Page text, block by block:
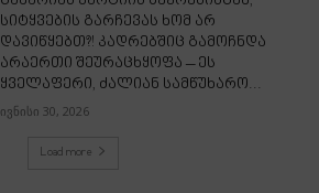
სიტყვების გარჩევას ხომ არ
დავიწყებთ?! კადრებშიც გამოჩნდა
არაერთი შეურაცხყოფა – ეს
ყველაფერი, ძალიან სამწუხარო...
ივნისი 30, 2026
Load more